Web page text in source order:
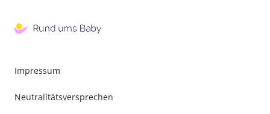
Impressum
Neutralitätsversprechen